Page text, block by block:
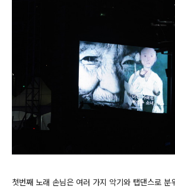
첫번째 노래 손님은 여러 가지 악기와 탭댄스로 분